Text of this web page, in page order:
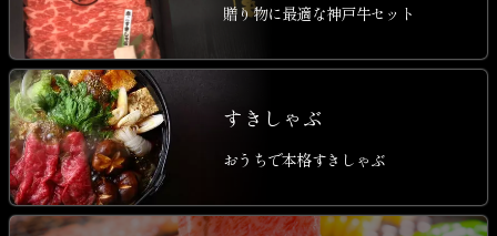
贈り物に最適な神戸牛セット
すきしゃぶ
おうちで本格すきしゃぶ